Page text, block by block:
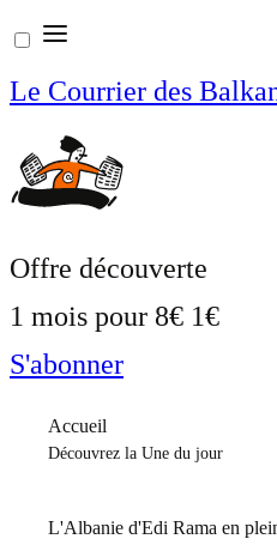
Aller
au
contenu
Le Courrier des
Offre découverte
1 mois pour 8€ 1€
S'abonner
Accueil
Découvrez la Une du jour
L'Albanie d'Edi Rama en